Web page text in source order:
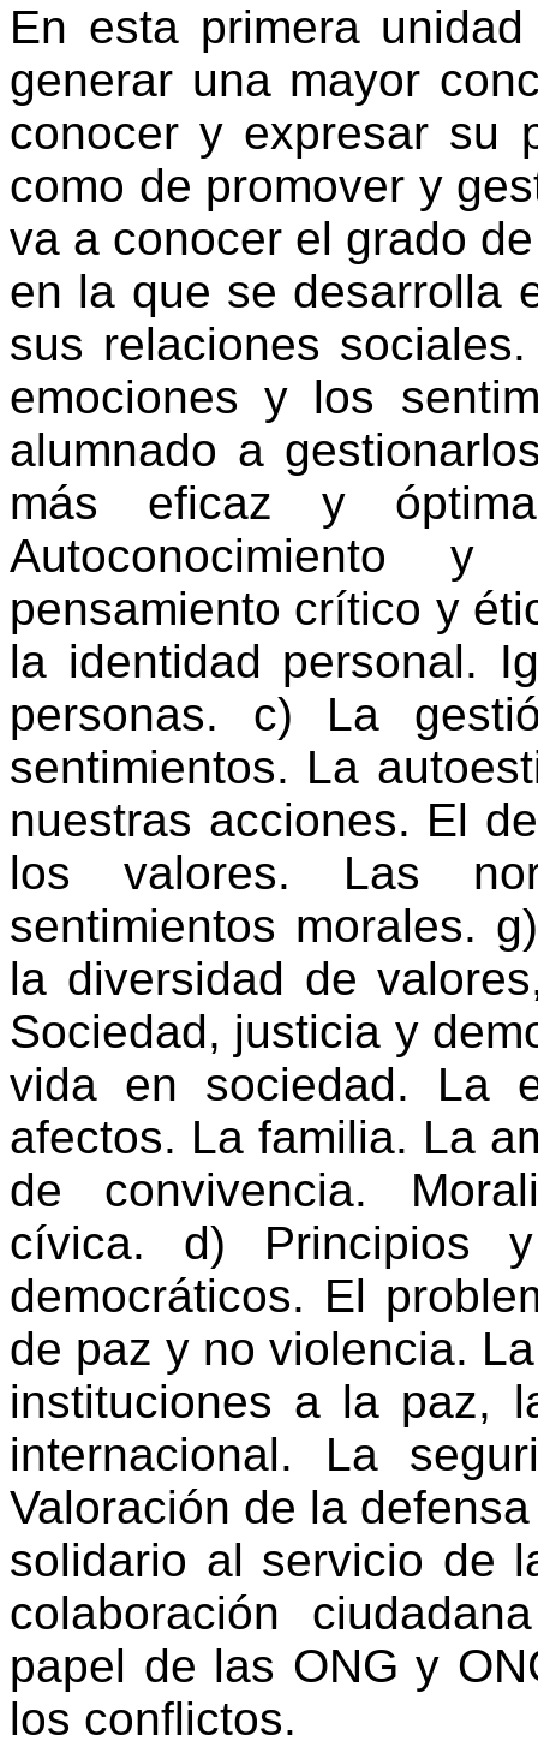
En esta primera
generar una mayor
conocer y expresar su
como de promover y
va a conocer el grado
en la que se desarrolla
sus relaciones
emociones y los
alumnado a
más eficaz y
Autoconocimiento
pensamiento crítico y
la identidad personal.
personas. c) La
sentimientos. La
nuestras acciones. El
los valores. Las
sentimientos morales.
la diversidad de
Sociedad, justicia y
vida en sociedad. La
afectos. La familia. La
de convivencia.
cívica. d) Principios
democráticos. El
de paz y no violencia.
instituciones a la paz,
internacional. La
Valoración de la
solidario al servicio de
colaboración
papel de las ONG y
los conflictos.